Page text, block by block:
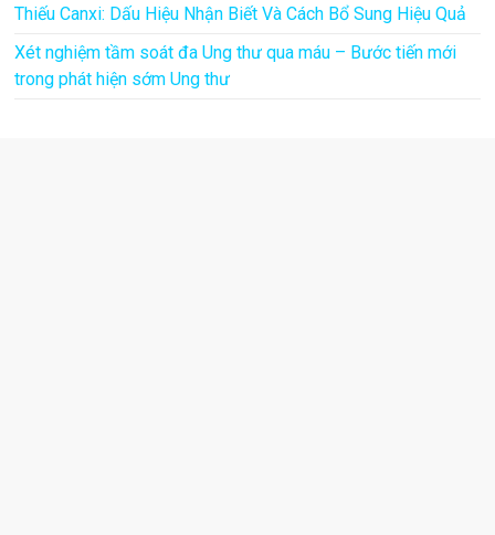
Thiếu Canxi: Dấu Hiệu Nhận Biết Và Cách Bổ Sung Hiệu Quả
Xét nghiệm tầm soát đa Ung thư qua máu – Bước tiến mới
trong phát hiện sớm Ung thư